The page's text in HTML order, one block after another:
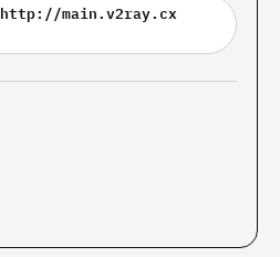
http://main.v2ray.cx